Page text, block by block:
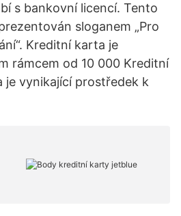
s bankovní licencí. Tento
sloganem „Pro
Kreditní karta je
rámcem od 10 000 Kreditní
vynikající prostředek k